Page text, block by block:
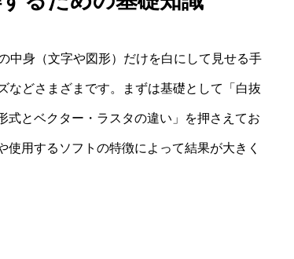
中身（文字や図形）だけを白にして見せる手
などさまざまです。まずは基礎として「白抜
式とベクター・ラスタの違い」を押さえてお
用するソフトの特徴によって結果が大きく